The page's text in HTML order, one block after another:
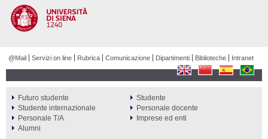
@Mail Servizi on line Rubrica Comunicazione Dipartimenti Biblioteche Intranet
PERCORSI
Futuro studente
Studente
Studente internazionale
Personale docente
Personale T/A
Imprese ed enti
Alumni